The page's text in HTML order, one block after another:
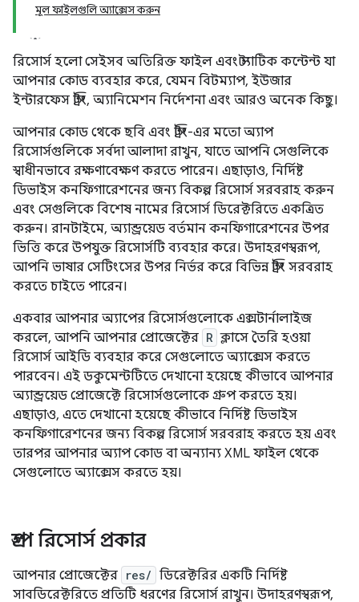
মূল ফাইলগুলি অ্যাক্সেস করুন
রিসোর্স হলো সেইসব অতিরিক্ত ফাইল এবং স্ট্যাটিক কন্টেন্ট যা
আপনার কোড ব্যবহার করে, যেমন বিটম্যাপ, ইউজার
ইন্টারফেস স্ট্রিং, অ্যানিমেশন নির্দেশনা এবং আরও অনেক কিছু।
আপনার কোড থেকে ছবি এবং স্ট্রিং-এর মতো অ্যাপ
রিসোর্সগুলিকে সর্বদা আলাদা রাখুন, যাতে আপনি সেগুলিকে
স্বাধীনভাবে রক্ষণাবেক্ষণ করতে পারেন। এছাড়াও, নির্দিষ্ট
ডিভাইস কনফিগারেশনের জন্য বিকল্প রিসোর্স সরবরাহ করুন
এবং সেগুলিকে বিশেষ নামের রিসোর্স ডিরেক্টরিতে একত্রিত
করুন। রানটাইমে, অ্যান্ড্রয়েড বর্তমান কনফিগারেশনের উপর
ভিত্তি করে উপযুক্ত রিসোর্সটি ব্যবহার করে। উদাহরণস্বরূপ,
আপনি ভাষার সেটিংসের উপর নির্ভর করে বিভিন্ন স্ট্রিং সরবরাহ
করতে চাইতে পারেন।
একবার আপনার অ্যাপের রিসোর্সগুলোকে এক্সটার্নালাইজ
করলে, আপনি আপনার প্রোজেক্টের R ক্লাসে তৈরি হওয়া
রিসোর্স আইডি ব্যবহার করে সেগুলোতে অ্যাক্সেস করতে
পারবেন। এই ডকুমেন্টটিতে দেখানো হয়েছে কীভাবে আপনার
অ্যান্ড্রয়েড প্রোজেক্টে রিসোর্সগুলোকে গ্রুপ করতে হয়।
এছাড়াও, এতে দেখানো হয়েছে কীভাবে নির্দিষ্ট ডিভাইস
কনফিগারেশনের জন্য বিকল্প রিসোর্স সরবরাহ করতে হয় এবং
তারপর আপনার অ্যাপ কোড বা অন্যান্য XML ফাইল থেকে
সেগুলোতে অ্যাক্সেস করতে হয়।
গ্রুপ রিসোর্স প্রকার
আপনার প্রোজেক্টের res/ ডিরেক্টরির একটি নির্দিষ্ট
সাবডিরেক্টরিতে প্রতিটি ধরণের রিসোর্স রাখুন। উদাহরণস্বরূপ,